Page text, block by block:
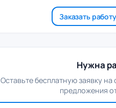
Заказать работу
Нужна
Оставьте бесплатную заявку
предложения